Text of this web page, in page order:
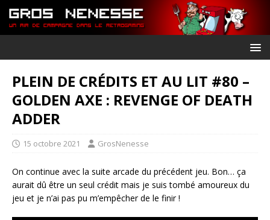
PLEIN DE CRÉDITS ET AU LIT #80 –
GOLDEN AXE : REVENGE OF DEATH
ADDER
15 octobre 2021 GrosNenesse
On continue avec la suite arcade du précédent jeu. Bon… ça
aurait dû être un seul crédit mais je suis tombé amoureux du
jeu et je n’ai pas pu m’empêcher de le finir !